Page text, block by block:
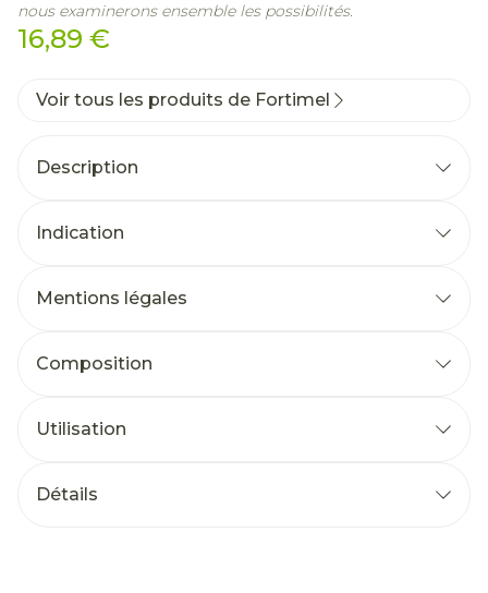
16,89 €
nous examinerons ensemble les possibilités.
Voir tous les produits de Fortimel
Description
Indication
Mentions légales
Composition
Utilisation
Détails